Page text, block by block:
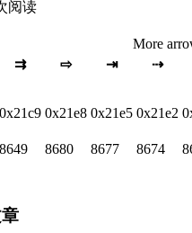
阅读
More
⇉ ⇨ ⇥
⇢
0x21c9 0x21e8 0x21e5 0x21e2
8649 8680 8677 8674